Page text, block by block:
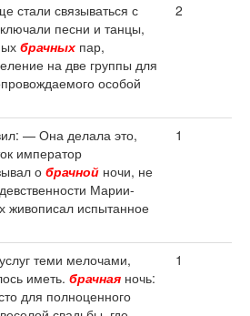
стали связываться с
песни и танцы,
брачных пар,
на две группы для
особой
2
— Она делала это,
император
о брачной ночи, не
Марии-
живописал испытанное
1
теми мелочами,
иметь. брачная ночь:
для полноценного
1